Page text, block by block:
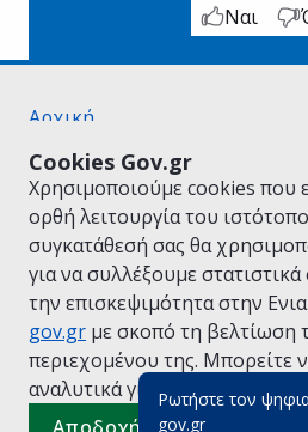
Ρωτήστε τον
gov.gr(πάτησε για
Cookies Gov.gr
Χρησιμοποιούμε cookies που
ορθή λειτουργία του
συγκατάθεσή σας θα
για να συλλέξουμε
την επισκεψιμότητα στην
gov.gr με σκοπό τη βελτίωση
περιεχομένου της. Μπορείτε
αναλυτικά για την Πολιτική
Ναι
Αρχική
Όροι Χρήσης
Πολιτική Απορρήτου
Δήλωση προσβασιμότητας
Πολιτική cookies
Προτάσεις για το gov.gr
Υλοποίηση από το Υπουργείο
Διακυβέρνησης
Ελληνικά |Αγγλικά